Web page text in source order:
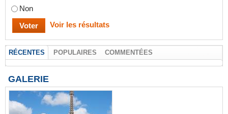
Non
Voir les résultats
RÉCENTES POPULAIRES COMMENTÉES
GALERIE